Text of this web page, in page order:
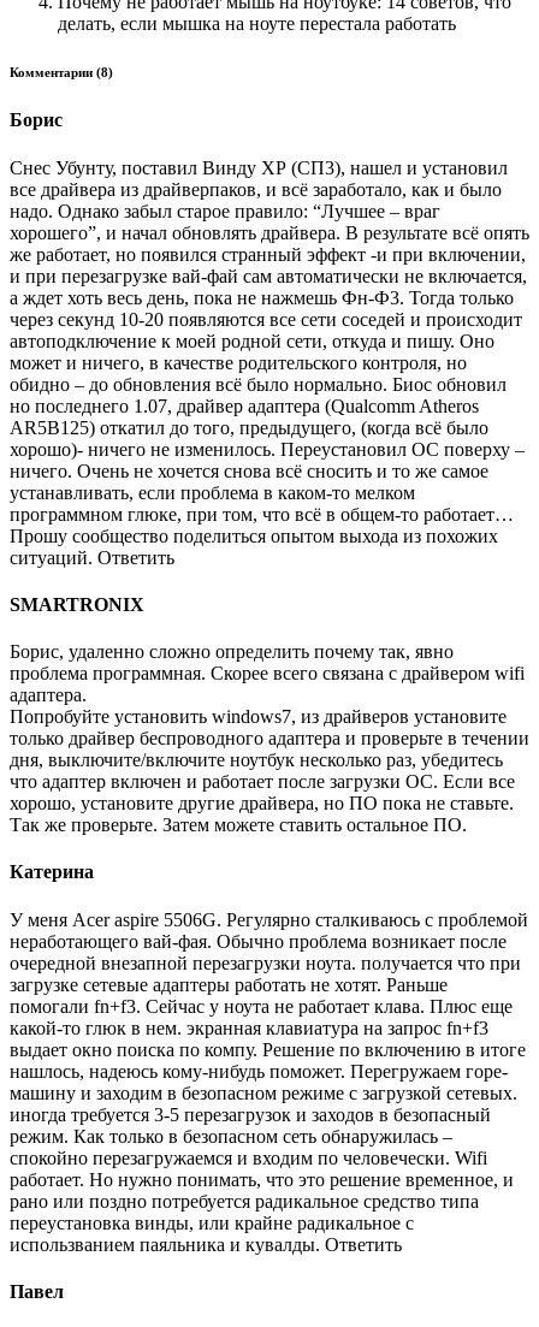
делать, если мышка на ноуте перестала работать
Комментарии (8)
Борис
Снес Убунту, поставил Винду ХР (СП3), нашел и установил
все драйвера из драйверпаков, и всё заработало, как и было
надо. Однако забыл старое правило: “Лучшее – враг
хорошего”, и начал обновлять драйвера. В результате всё опять
же работает, но появился странный эффект -и при включении,
и при перезагрузке вай-фай сам автоматически не включается,
а ждет хоть весь день, пока не нажмешь Фн-Ф3. Тогда только
через секунд 10-20 появляются все сети соседей и происходит
автоподключение к моей родной сети, откуда и пишу. Оно
может и ничего, в качестве родительского контроля, но
обидно – до обновления всё было нормально. Биос обновил
но последнего 1.07, драйвер адаптера (Qualcomm Atheros
AR5B125) откатил до того, предыдущего, (когда всё было
хорошо)- ничего не изменилось. Переустановил ОС поверху –
ничего. Очень не хочется снова всё сносить и то же самое
устанавливать, если проблема в каком-то мелком
программном глюке, при том, что всё в общем-то работает…
Прошу сообщество поделиться опытом выхода из похожих
ситуаций. Ответить
SMARTRONIX
Борис, удаленно сложно определить почему так, явно
проблема программная. Скорее всего связана с драйвером wifi
адаптера.
Попробуйте установить windows7, из драйверов установите
только драйвер беспроводного адаптера и проверьте в течении
дня, выключите/включите ноутбук несколько раз, убедитесь
что адаптер включен и работает после загрузки ОС. Если все
хорошо, установите другие драйвера, но ПО пока не ставьте.
Так же проверьте. Затем можете ставить остальное ПО.
Катерина
У меня Acer aspire 5506G. Регулярно сталкиваюсь с проблемой
неработающего вай-фая. Обычно проблема возникает после
очередной внезапной перезагрузки ноута. получается что при
загрузке сетевые адаптеры работать не хотят. Раньше
помогали fn+f3. Сейчас у ноута не работает клава. Плюс еще
какой-то глюк в нем. экранная клавиатура на запрос fn+f3
выдает окно поиска по компу. Решение по включению в итоге
нашлось, надеюсь кому-нибудь поможет. Перегружаем горе-
машину и заходим в безопасном режиме с загрузкой сетевых.
иногда требуется 3-5 перезагрузок и заходов в безопасный
режим. Как только в безопасном сеть обнаружилась –
спокойно перезагружаемся и входим по человечески. Wifi
работает. Но нужно понимать, что это решение временное, и
рано или поздно потребуется радикальное средство типа
переустановка винды, или крайне радикальное с
использванием паяльника и кувалды. Ответить
Павел